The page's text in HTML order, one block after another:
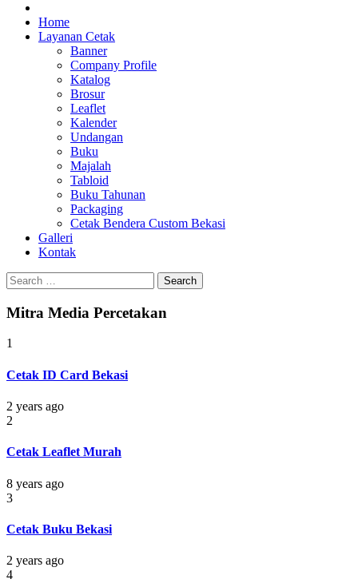
Goe Media Percetakan | 0822-4439-5599 (Call/WA)
0822-4439-5599 (Call/WA) Percetakan jasa cetak banner buku yasin
invoice kartu nama label map nota spanduk stiker undangan
pernikahan murah online 24 jam
Home
Layanan Cetak
Banner
Company Profile
Katalog
Brosur
Leaflet
Kalender
Undangan
Buku
Majalah
Tabloid
Buku Tahunan
Packaging
Cetak Bendera Custom Bekasi
Galleri
Kontak
Search
for:
Mitra Media Percetakan
1
Cetak ID Card Bekasi
2 years ago
2
Cetak Leaflet Murah
8 years ago
3
Cetak Buku Bekasi
2 years ago
4